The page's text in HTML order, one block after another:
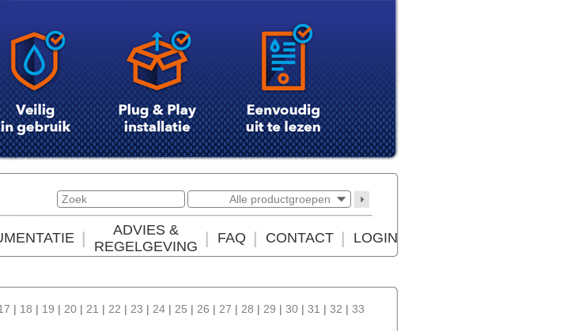
Alle productgroepen
ADVIES &
REGELGEVING
FAQ CONTACT LOGIN
| 18 | 19 | 20 | 21 | 22 | 23 | 24 | 25 | 26 | 27 | 28 | 29 | 30 | 31 | 32 | 33